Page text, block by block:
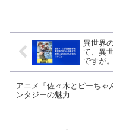
異世界
て、異
ですが
アニメ「佐々木とピーちゃ
ンタジーの魅力